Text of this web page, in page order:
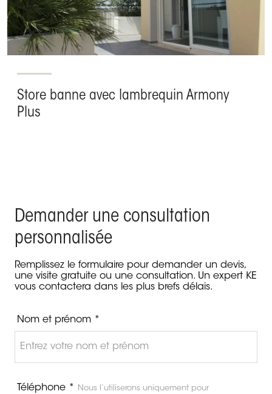
Store banne avec lambrequin Armony
Plus
Demander une consultation
personnalisée
Remplissez le formulaire pour demander un devis,
une visite gratuite ou une consultation. Un expert KE
vous contactera dans les plus brefs délais.
Nom et prénom *
Téléphone *
Nous l’utiliserons uniquement pour